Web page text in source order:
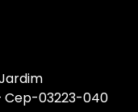
Cep-03223-040